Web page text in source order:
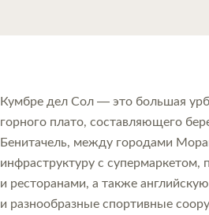
Кумбре дел Сол — это большая
горного плато, составляющего
Бенитачель, между городами
инфраструктуру с супермаркетом,
и ресторанами, а также
и разнообразные спортивные